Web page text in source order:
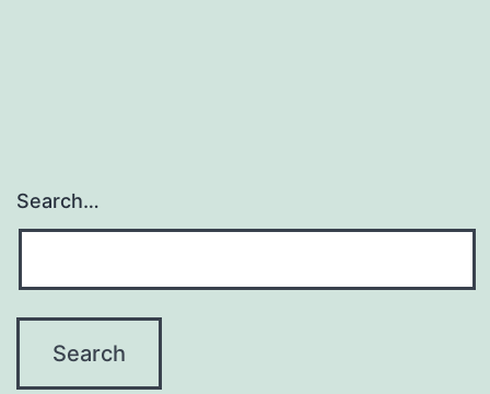
Search…